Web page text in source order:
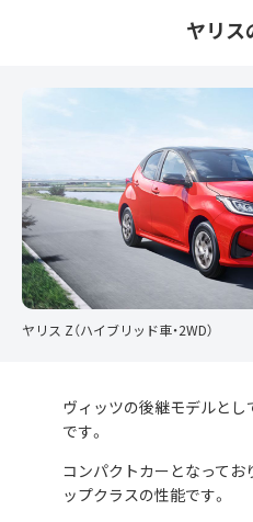
ヤリス
ヤリス Z（ハイブリッド車・2WD）
ヴィッツの後継モデルと
です。
コンパクトカーとなってお
ップクラスの性能です。